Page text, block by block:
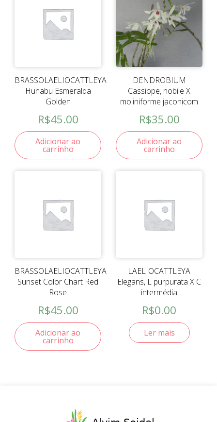
BRASSOLAELIOCATTLEYA
Hunabu Esmeralda
Golden
R$45.00
Adicionar ao
carrinho
DENDROBIUM
Cassiope, nobile X
moliniforme jaconicom
R$35.00
Adicionar ao
carrinho
BRASSOLAELIOCATTLEYA
Sunset Color Chart Red
Rose
R$45.00
Adicionar ao
carrinho
LAELIOCATTLEYA
Elegans, L purpurata X C
intermédia
R$0.00
Ler mais